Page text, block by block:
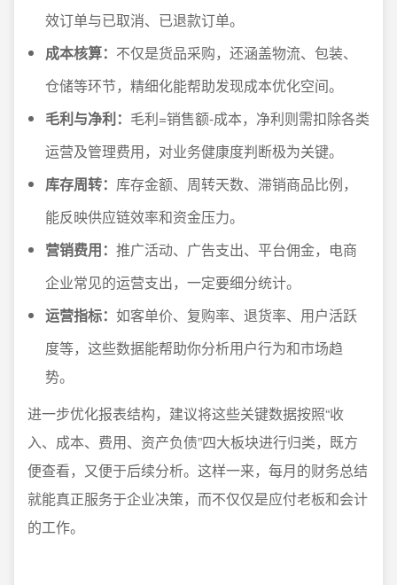
效订单与已取消、已退款订单。
成本核算： 不仅是货品采购，还涵盖物流、包装、
仓储等环节，精细化能帮助发现成本优化空间。
毛利与净利： 毛利=销售额-成本，净利则需扣除各类
运营及管理费用，对业务健康度判断极为关键。
库存周转： 库存金额、周转天数、滞销商品比例，
能反映供应链效率和资金压力。
营销费用： 推广活动、广告支出、平台佣金，电商
企业常见的运营支出，一定要细分统计。
运营指标： 如客单价、复购率、退货率、用户活跃
度等，这些数据能帮助你分析用户行为和市场趋
势。
进一步优化报表结构，建议将这些关键数据按照“收
入、成本、费用、资产负债”四大板块进行归类，既方
便查看，又便于后续分析。这样一来，每月的财务总结
就能真正服务于企业决策，而不仅仅是应付老板和会计
的工作。